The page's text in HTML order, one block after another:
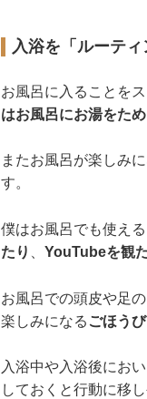
入浴を「ルーテ
お風呂に入ることを
はお風呂にお湯をた
またお風呂が楽しみ
す。
僕はお風呂でも使え
たり
YouTubeを観
お風呂での頭皮や足
楽しみになる ごほうび
入浴中や入浴後にお
しておくと行動に移